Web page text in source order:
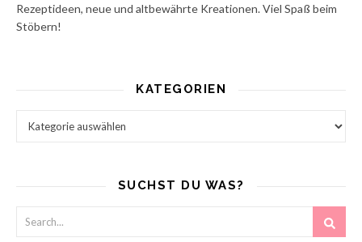
Rezeptideen, neue und altbewährte Kreationen. Viel Spaß beim
Stöbern!
KATEGORIEN
SUCHST DU WAS?